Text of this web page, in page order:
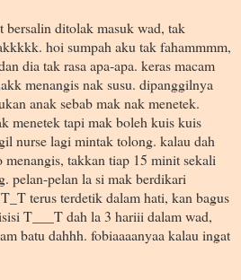
bersalin ditolak masuk wad, tak
hoi sumpah aku tak fahammmm,
dia tak rasa apa-apa. keras macam
menangis nak susu. dipanggilnya
anak sebab mak nak menetek.
menetek tapi mak boleh kuis kuis
nurse lagi mintak tolong. kalau dah
takkan tiap 15 minit sekali
pelan-pelan la si mak berdikari
terus terdetik dalam hati, kan bagus
T___T dah la 3 hariii dalam wad,
batu dahhh. fobiaaaanyaa kalau ingat